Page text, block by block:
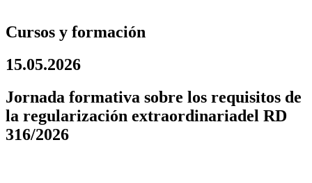
Cursos y formación
15.05.2026
Jornada formativa sobre los requisitos de
la regularización extraordinariadel RD
316/2026